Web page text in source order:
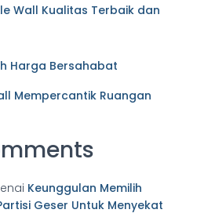
Wall Kualitas Terbaik dan
Harga Bersahabat
Mempercantik Ruangan
Keunggulan Memilih
Geser Untuk Menyekat